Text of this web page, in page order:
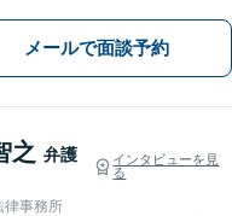
メールで面談予約
之 弁護
インタビューを見
る
律事務所